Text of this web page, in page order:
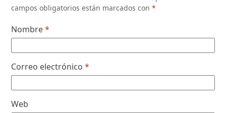
campos obligatorios están marcados con*
Nombre*
Correo electrónico*
Web